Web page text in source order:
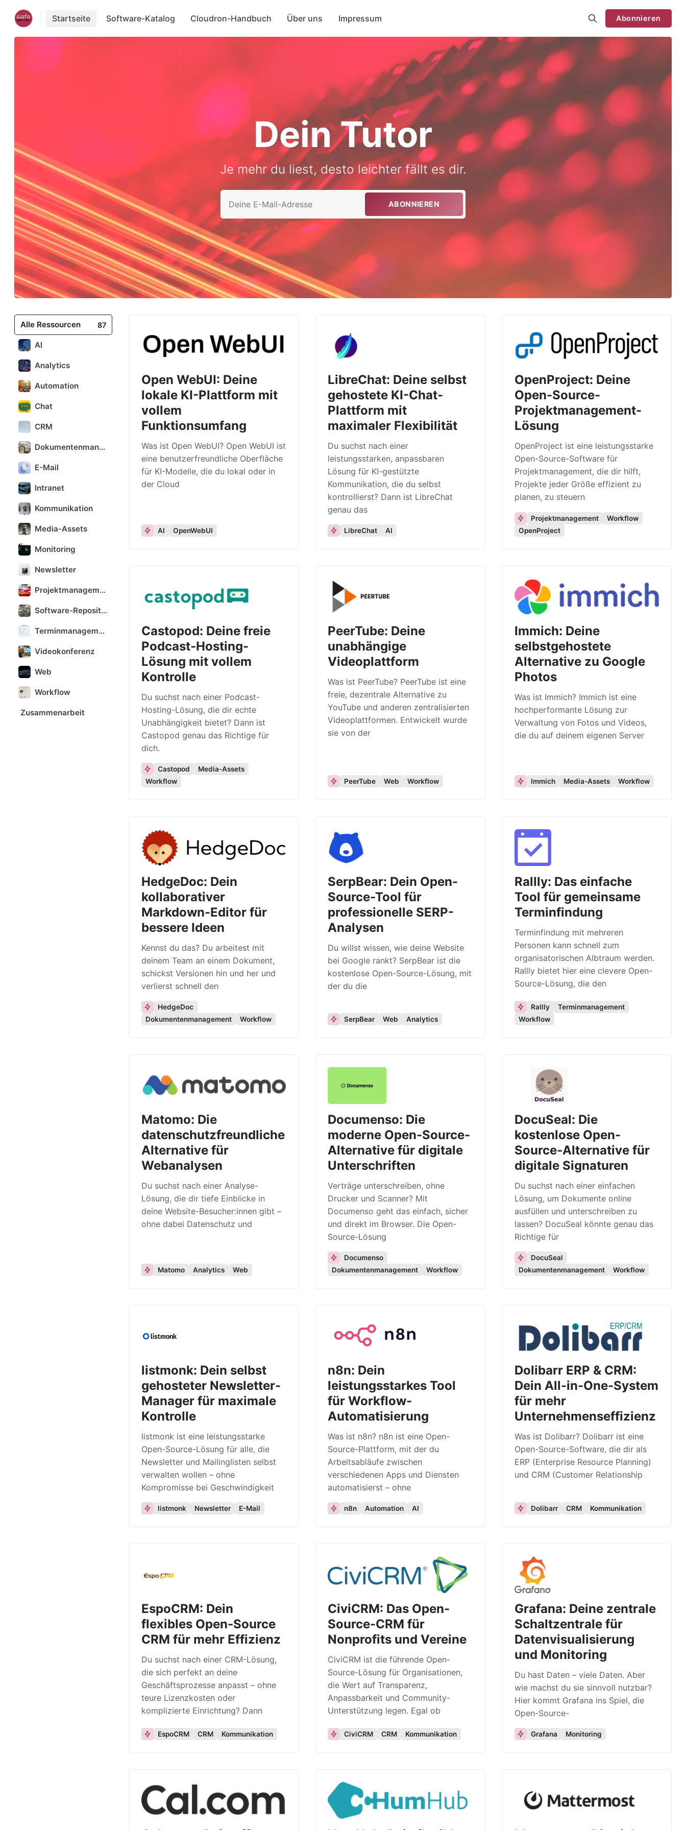
Startseite Software-Katalog Cloudron-Handbuch Über uns Impressum Abonnieren
Dein Tutor
Je mehr du liest, desto leichter fällt es dir.
ABONNIEREN
Alle Ressourcen 87
AI
Analytics
Automation
Chat
CRM
Dokumentenmanagement
E-Mail
Intranet
Kommunikation
Media-Assets
Monitoring
Newsletter
Projektmanagement
Software-Repository
Terminmanagement
Videokonferenz
Web
Workflow
Zusammenarbeit
Open WebUI: Deine
lokale KI-Plattform mit
vollem
Funktionsumfang
Was ist Open WebUI? Open WebUI ist
eine benutzerfreundliche Oberfläche
für KI-Modelle, die du lokal oder in
der Cloud
AI OpenWebUI
LibreChat: Deine selbst
gehostete KI-Chat-
Plattform mit
maximaler Flexibilität
Du suchst nach einer
leistungsstarken, anpassbaren
Lösung für KI-gestützte
Kommunikation, die du selbst
kontrollierst? Dann ist LibreChat
genau das
LibreChat AI
OpenProject: Deine
Open-Source-
Projektmanagement-
Lösung
OpenProject ist eine leistungsstarke
Open-Source-Software für
Projektmanagement, die dir hilft,
Projekte jeder Größe effizient zu
planen, zu steuern
Projektmanagement
Workflow
OpenProject
Castopod: Deine freie
Podcast-Hosting-
Lösung mit vollem
Kontrolle
Du suchst nach einer Podcast-
Hosting-Lösung, die dir echte
Unabhängigkeit bietet? Dann ist
Castopod genau das Richtige für
dich.
Castopod
Media-Assets
Workflow
PeerTube: Deine
unabhängige
Videoplattform
Was ist PeerTube? PeerTube ist eine
freie, dezentrale Alternative zu
YouTube und anderen zentralisierten
Videoplattformen. Entwickelt wurde
sie von der
PeerTube Web Workflow
Immich: Deine
selbstgehostete
Alternative zu Google
Photos
Was ist Immich? Immich ist eine
hochperformante Lösung zur
Verwaltung von Fotos und Videos,
die du auf deinem eigenen Server
Immich Media-Assets Workflow
HedgeDoc: Dein
kollaborativer
Markdown-Editor für
bessere Ideen
Kennst du das? Du arbeitest mit
deinem Team an einem Dokument,
schickst Versionen hin und her und
verlierst schnell den
HedgeDoc
Dokumentenmanagement
Workflow
SerpBear: Dein Open-
Source-Tool für
professionelle SERP-
Analysen
Du willst wissen, wie deine Website
bei Google rankt? SerpBear ist die
kostenlose Open-Source-Lösung, mit
der du die
SerpBear Web Analytics
Rallly: Das einfache
Tool für gemeinsame
Terminfindung
Terminfindung mit mehreren
Personen kann schnell zum
organisatorischen Albtraum werden.
Rallly bietet hier eine clevere Open-
Source-Lösung, die den
Rallly
Terminmanagement
Workflow
Matomo: Die
datenschutzfreundliche
Alternative für
Webanalysen
Du suchst nach einer Analyse-
Lösung, die dir tiefe Einblicke in
deine Website-Besucher:innen gibt –
ohne dabei Datenschutz und
Matomo Analytics Web
Documenso: Die
moderne Open-Source-
Alternative für digitale
Unterschriften
Verträge unterschreiben, ohne
Drucker und Scanner? Mit
Documenso geht das einfach, sicher
und direkt im Browser. Die Open-
Source-Lösung
Documenso
Dokumentenmanagement
Workflow
DocuSeal: Die
kostenlose Open-
Source-Alternative für
digitale Signaturen
Du suchst nach einer einfachen
Lösung, um Dokumente online
ausfüllen und unterschreiben zu
lassen? DocuSeal könnte genau das
Richtige für
DocuSeal
Dokumentenmanagement
Workflow
listmonk: Dein selbst
gehosteter Newsletter-
Manager für maximale
Kontrolle
listmonk ist eine leistungsstarke
Open-Source-Lösung für alle, die
Newsletter und Mailinglisten selbst
verwalten wollen – ohne
Kompromisse bei Geschwindigkeit
listmonk Newsletter E-Mail
n8n: Dein
leistungsstarkes Tool
für Workflow-
Automatisierung
Was ist n8n? n8n ist eine Open-
Source-Plattform, mit der du
Arbeitsabläufe zwischen
verschiedenen Apps und Diensten
automatisierst – ohne
n8n Automation AI
Dolibarr ERP & CRM:
Dein All-in-One-System
für mehr
Unternehmenseffizienz
Was ist Dolibarr? Dolibarr ist eine
Open-Source-Software, die dir als
ERP (Enterprise Resource Planning)
und CRM (Customer Relationship
Dolibarr CRM Kommunikation
EspoCRM: Dein
flexibles Open-Source
CRM für mehr Effizienz
Du suchst nach einer CRM-Lösung,
die sich perfekt an deine
Geschäftsprozesse anpasst – ohne
teure Lizenzkosten oder
komplizierte Einrichtung? Dann
EspoCRM CRM Kommunikation
CiviCRM: Das Open-
Source-CRM für
Nonprofits und Vereine
CiviCRM ist die führende Open-
Source-Lösung für Organisationen,
die Wert auf Transparenz,
Anpassbarkeit und Community-
Unterstützung legen. Egal ob
CiviCRM CRM Kommunikation
Grafana: Deine zentrale
Schaltzentrale für
Datenvisualisierung
und Monitoring
Du hast Daten – viele Daten. Aber
wie machst du sie sinnvoll nutzbar?
Hier kommt Grafana ins Spiel, die
Open-Source-
Grafana Monitoring